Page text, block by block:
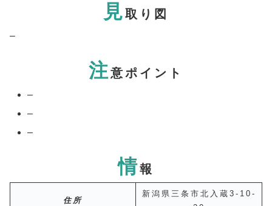
見取り図
–
注 意ポイント
–
–
–
情報
住所
新潟県三条市北入蔵3-10-